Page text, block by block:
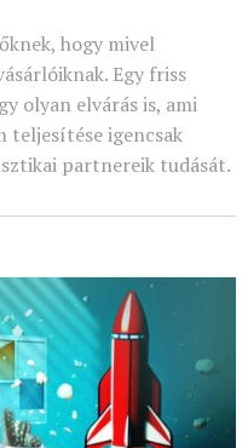
hogy mivel
Egy friss
olyan elvárás is, ami
teljesítése igencsak
partnereik tudását.